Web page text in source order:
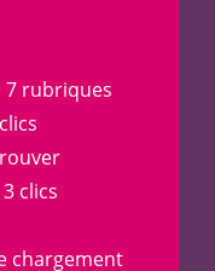
7 rubriques
clics
chargement